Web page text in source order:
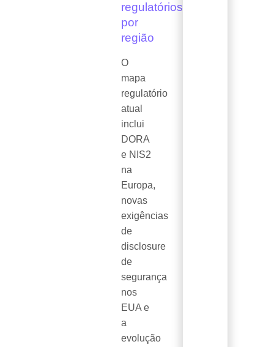
regulatórios
por
região
O
mapa
regulatório
atual
inclui
DORA
e NIS2
na
Europa,
novas
exigências
de
disclosure
de
segurança
nos
EUA e
a
evolução